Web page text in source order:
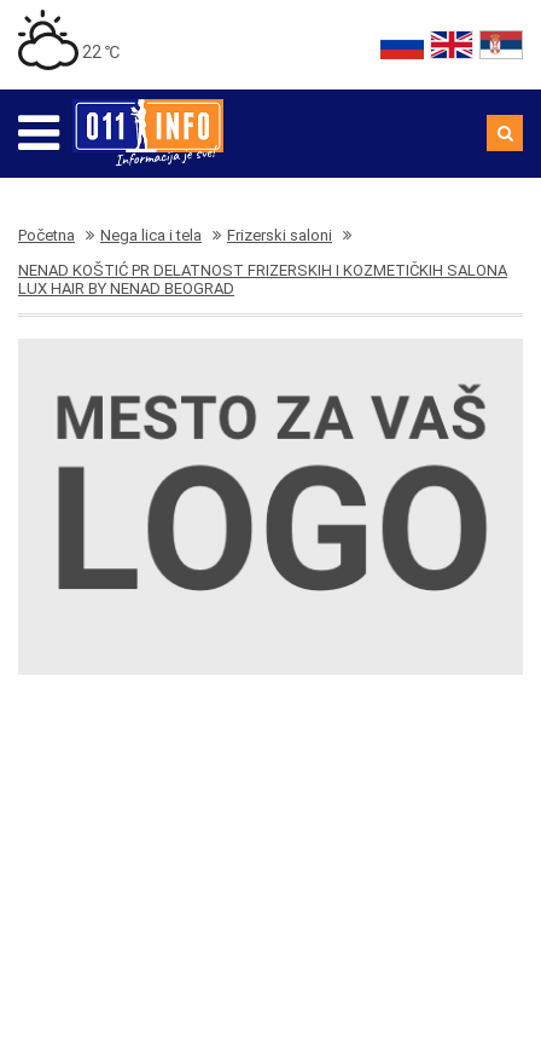
22 ℃
Početna Nega lica i tela
Frizerski saloni
NENAD KOŠTIĆ PR DELATNOST FRIZERSKIH I KOZMETIČKIH SALONA
LUX HAIR BY NENAD BEOGRAD